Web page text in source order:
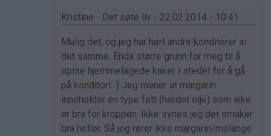
Kristine - Det søte liv - 22.02.2014 - 10:41
Som
svar
på
av
Anne
Therese
(ikke
Mulig det, og jeg har hørt andre konditorer si
det samme. Enda større grunn for meg til å
spise hjemmelagede kaker i stedet for å gå
på konditori:-) Jeg mener at margarin
inneholder en type fett (herdet olje) som ikke
er bra for kroppen. Ikke synes jeg det smaker
bra heller. Så jeg rører ikke margarin/melange